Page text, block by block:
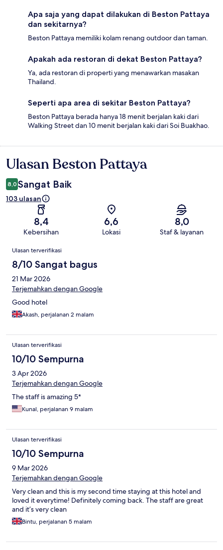
Apa saja yang dapat dilakukan di Beston Pattaya
dan sekitarnya?
Beston Pattaya memiliki kolam renang outdoor dan taman.
Apakah ada restoran di dekat Beston Pattaya?
Ya, ada restoran di properti yang menawarkan masakan
Thailand.
Seperti apa area di sekitar Beston Pattaya?
Beston Pattaya berada hanya 18 menit berjalan kaki dari
Walking Street dan 10 menit berjalan kaki dari Soi Buakhao.
Ulasan
Ulasan Beston Pattaya
8,0 Sangat Baik
103 ulasan
8,4
Kebersihan
6,6
Lokasi
8,0
Staf & layanan
Ulasan
Ulasan terverifikasi
8/10 Sangat bagus
21 Mar 2026
Terjemahkan dengan Google
Good hotel
Akash, perjalanan 2 malam
Ulasan terverifikasi
10/10 Sempurna
3 Apr 2026
Terjemahkan dengan Google
The staff is amazing 5*
Kunal, perjalanan 9 malam
Ulasan terverifikasi
10/10 Sempurna
9 Mar 2026
Terjemahkan dengan Google
Very clean and this is my second time staying at this hotel and
loved it everytime! Definitely coming back. The staff are great
and it’s very clean
Bintu, perjalanan 5 malam